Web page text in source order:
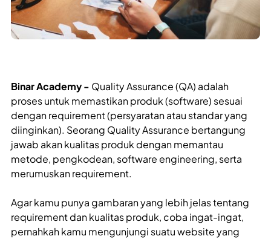
Binar Academy - Quality Assurance (QA) adalah
proses untuk memastikan produk (software) sesuai
dengan requirement (persyaratan atau standar yang
diinginkan). Seorang Quality Assurance bertangung
jawab akan kualitas produk dengan memantau
metode, pengkodean, software engineering, serta
merumuskan requirement.
Agar kamu punya gambaran yang lebih jelas tentang
requirement dan kualitas produk, coba ingat-ingat,
pernahkah kamu mengunjungi suatu website yang